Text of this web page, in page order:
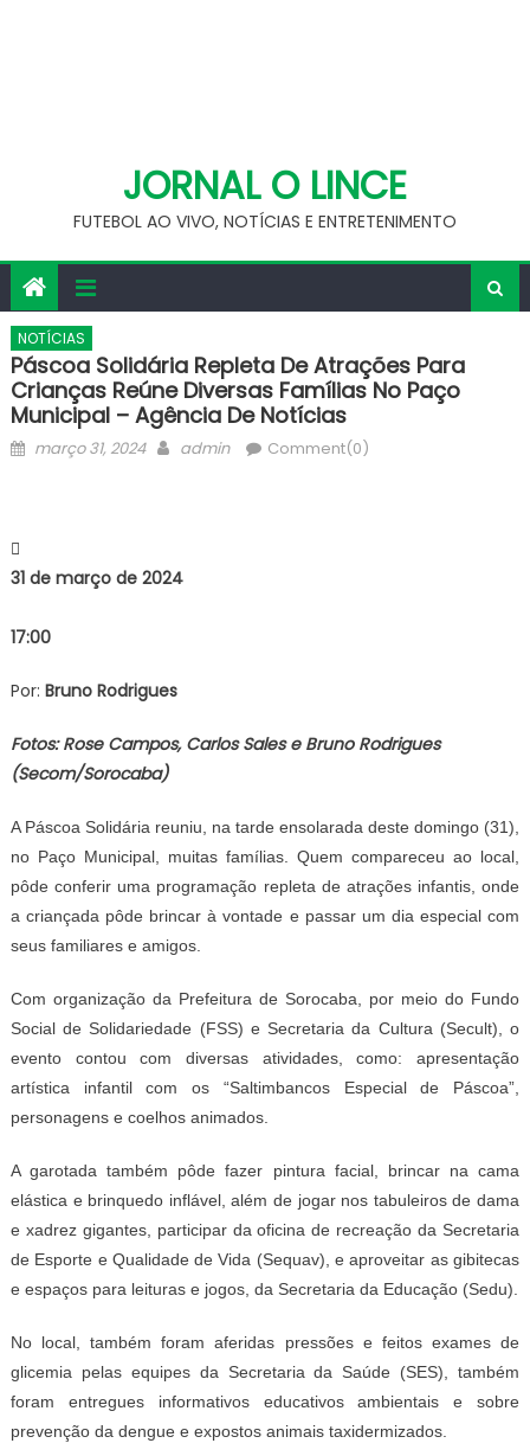
JORNAL O LINCE
FUTEBOL AO VIVO, NOTÍCIAS E ENTRETENIMENTO
NOTÍCIAS
Páscoa Solidária Repleta De Atrações Para
Crianças Reúne Diversas Famílias No Paço
Municipal – Agência De Notícias
Posted
março 31, 2024 Author
admin Comment(0)
31 de março de 2024
17:00
Por: Bruno Rodrigues
Fotos: Rose Campos, Carlos Sales e Bruno Rodrigues
(Secom/Sorocaba)
A Páscoa Solidária reuniu, na tarde ensolarada deste domingo (31),
no Paço Municipal, muitas famílias. Quem compareceu ao local,
pôde conferir uma programação repleta de atrações infantis, onde
a criançada pôde brincar à vontade e passar um dia especial com
seus familiares e amigos.
Com organização da Prefeitura de Sorocaba, por meio do Fundo
Social de Solidariedade (FSS) e Secretaria da Cultura (Secult), o
evento contou com diversas atividades, como: apresentação
artística infantil com os “Saltimbancos Especial de Páscoa”,
personagens e coelhos animados.
A garotada também pôde fazer pintura facial, brincar na cama
elástica e brinquedo inflável, além de jogar nos tabuleiros de dama
e xadrez gigantes, participar da oficina de recreação da Secretaria
de Esporte e Qualidade de Vida (Sequav), e aproveitar as gibitecas
e espaços para leituras e jogos, da Secretaria da Educação (Sedu).
No local, também foram aferidas pressões e feitos exames de
glicemia pelas equipes da Secretaria da Saúde (SES), também
foram entregues informativos educativos ambientais e sobre
prevenção da dengue e expostos animais taxidermizados.